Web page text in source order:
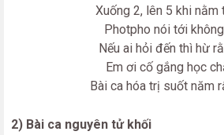
Xuống 2, lên 5 khi nằm
Photpho nói tới
Nếu ai hỏi đến thì hừ
Em ơi cố gắng học
Bài ca hóa trị suốt năm
2) Bài ca nguyên tử khối